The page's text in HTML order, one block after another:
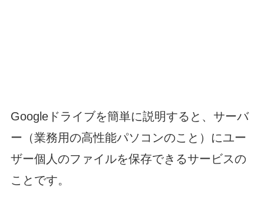
Googleドライブを簡単に説明すると、サーバ
ー（業務用の高性能パソコンのこと）にユー
ザー個人のファイルを保存できるサービスの
ことです。